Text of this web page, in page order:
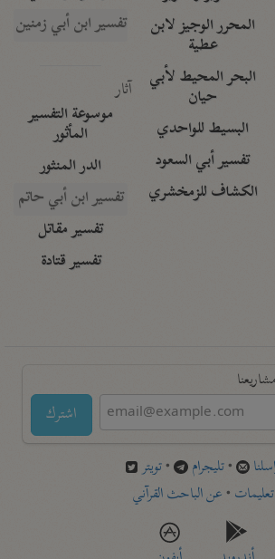
المحرر الوجيز لابن
عطية
البحر المحيط لأبي
حيان
البسيط للواحدي
تفسير أبي السعود
الكشاف للزمخشري
تفسير ابن أبي زمنين
آثار
موسوعة التفسير
المأثور
الدر المنثور
تفسير ابن أبي حاتم
تفسير مقاتل
تفسير قتادة
اشترك
•تليجرام •تويتر
تعليمات •عن الباحث القرآني